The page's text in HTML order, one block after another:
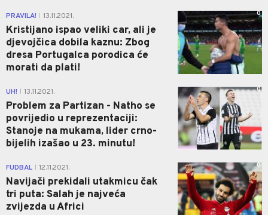
PRAVILA! 13.11.2021.
Kristijano ispao veliki car, ali je
djevojčica dobila kaznu: Zbog
dresa Portugalca porodica će
morati da plati!
0
UH! 13.11.2021.
Problem za Partizan - Natho se
povrijedio u reprezentaciji:
Stanoje na mukama, lider crno-
bijelih izašao u 23. minutu!
0
FUDBAL 12.11.2021.
Navijači prekidali utakmicu čak
tri puta: Salah je najveća
zvijezda u Africi
0